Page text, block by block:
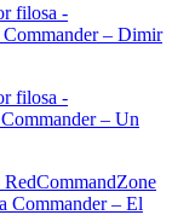
filosa -
Commander – Dimir
filosa -
– Un
Commander – El